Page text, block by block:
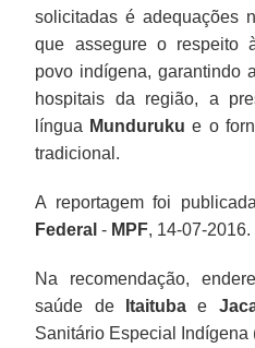
solicitadas é adequações
que assegure o respeito
povo indígena, garantindo
hospitais da região, a
língua Munduruku e o
tradicional.
A reportagem foi
Federal - MPF, 14-07-2016.
Na recomendação,
saúde de
Itaituba e
Sanitário Especial Indígena